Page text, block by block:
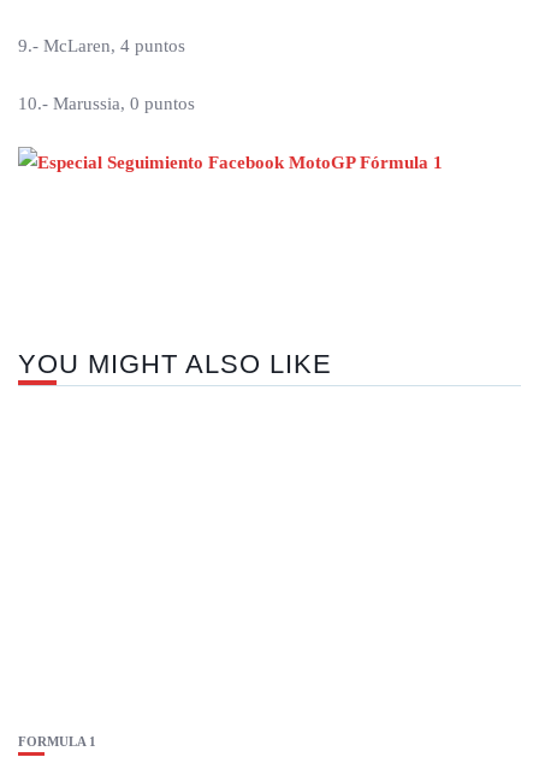
9.- McLaren, 4 puntos
10.- Marussia, 0 puntos
YOU MIGHT ALSO LIKE
FORMULA 1